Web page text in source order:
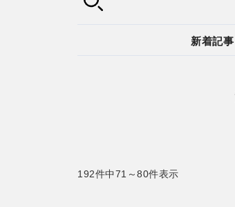
新着記事
192件中71～80件表示